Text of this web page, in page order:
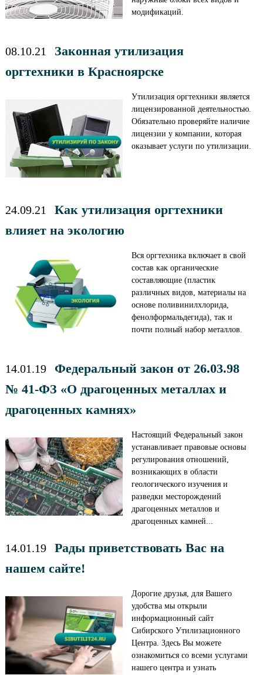
модификаций.
08.10.21
Законная утилизация
оргтехники в Красноярске
Утилизация оргтехники является
лицензированной деятельностью.
Обязательно проверяйте наличие
лицензии у компании, которая
оказывает услуги по утилизации.
24.09.21
Как утилизация оргтехники
влияет на экологию
Вся оргтехника включает в свой
состав как органические
составляющие (пластик
различных видов, материалы на
основе поливинилхлорида,
фенолформальдегида), так и
почти полный набор металлов.
14.01.19
Федеральный закон от 26.03.98
№ 41-ФЗ «О драгоценных металлах и
драгоценных камнях»
Настоящий Федеральный закон
устанавливает правовые основы
регулирования отношений,
возникающих в области
геологического изучения и
разведки месторождений
драгоценных металлов и
драгоценных камней...
14.01.19
Рады приветствовать Вас на
нашем сайте!
Дорогие друзья, для Вашего
удобства мы открыли
информационный сайт
Сибирского Утилизационного
Центра. Здесь Вы можете
ознакомиться со всеми услугами
нашего центра и узнать